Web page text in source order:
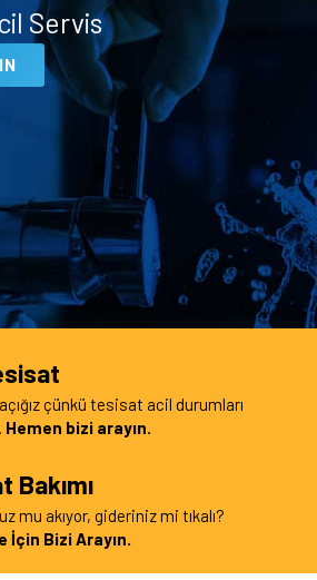
Servis
çünkü tesisat acil durumları
Hemen bizi arayın.
Bakımı
mu akıyor, gideriniz mi tıkalı?
İçin Bizi Arayın.